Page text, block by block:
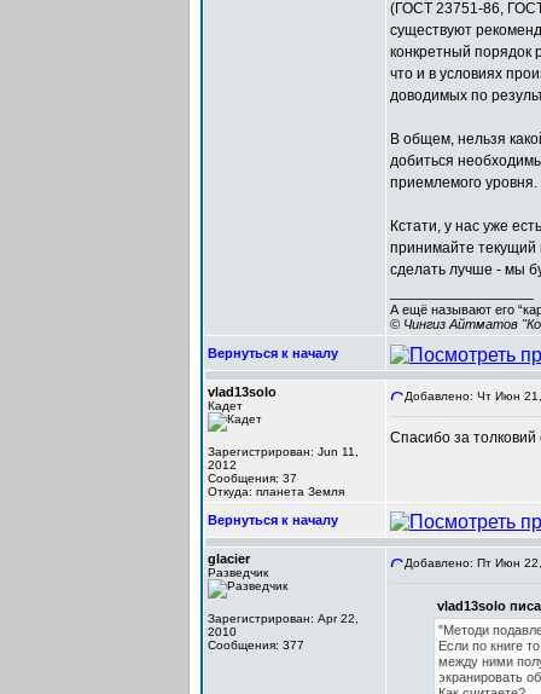
(ГОСТ 23751-86,
существуют
конкретный порядок
что и в условиях
доводимых по
В общем, нельзя
добиться
приемлемого уровня.
Кстати, у нас уже
принимайте
сделать лучше - мы
А ещё называют его
© Чингиз Айтматов
Вернуться к началу
vlad13solo
Кадет
Зарегистрирован: Jun 11,
2012
Сообщения: 37
Откуда: планета Земля
Добавлено: Чт Июн
Спасибо за толковий
Вернуться к началу
glacier
Разведчик
Зарегистрирован: Apr 22,
2010
Сообщения: 377
Добавлено: Пт Июн
vlad13solo
"Методи
Если по книге
между ними
экранировать